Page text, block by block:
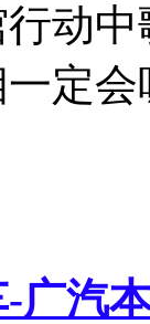
动
定
广汽